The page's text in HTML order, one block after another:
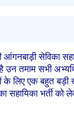
सेविका
तमाम सभी
के लिए एक बहुत
सहायिका भर्ती